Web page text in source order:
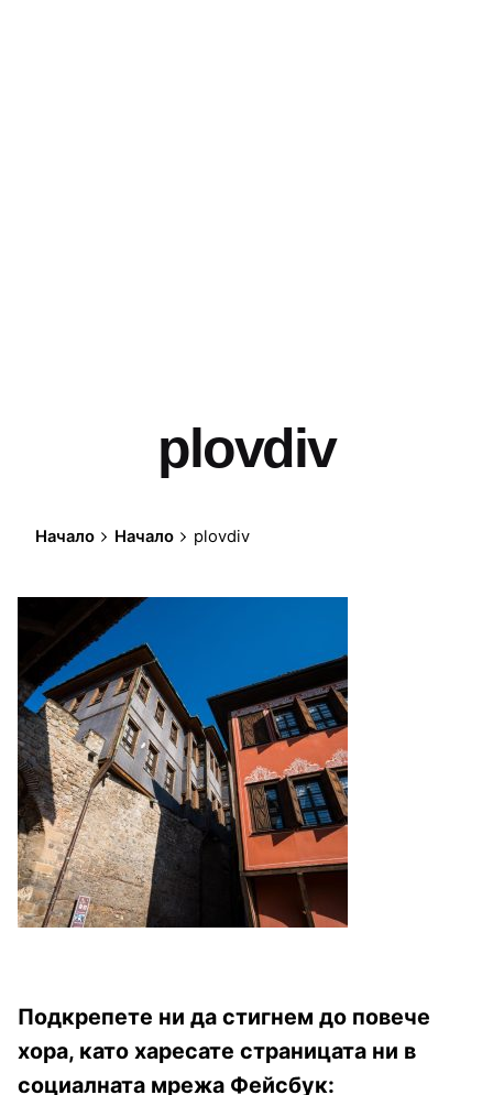
plovdiv
Начало Начало plovdiv
Подкрепете ни да стигнем до повече
хора, като харесате страницата ни в
социалната мрежа Фейсбук: